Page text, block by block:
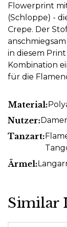
Flowerprint
(Schloppe) -
Crepe. Der
in diesem
Kombination
für die
Material:
Nutzer:
Tanzart:
Ärmel:
Similar